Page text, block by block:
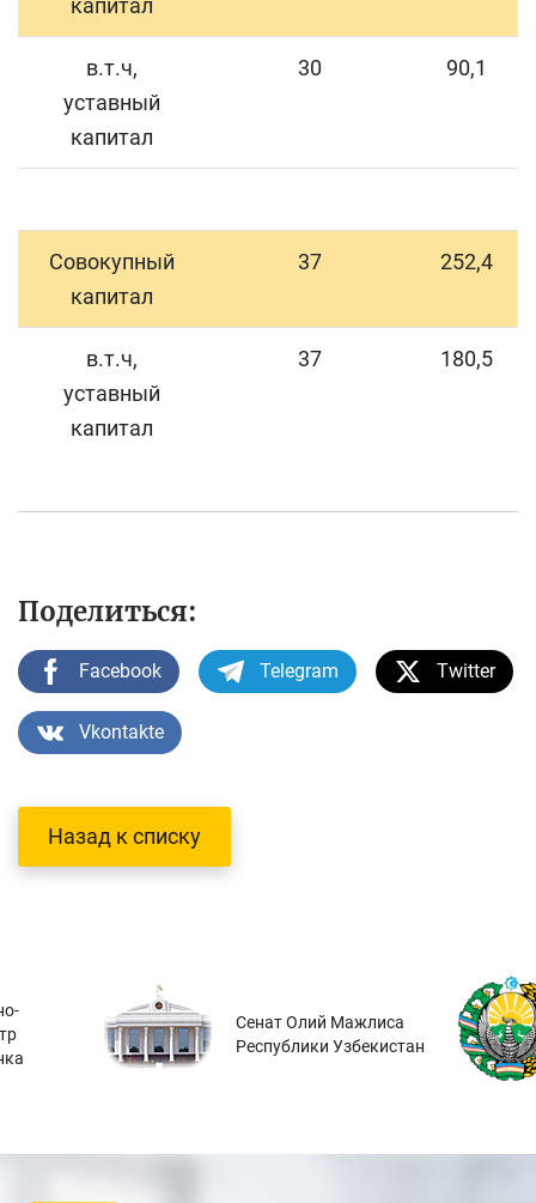
капитал
в.т.ч,
уставный
капитал
30 90,1
Совокупный
капитал
37 252,4
в.т.ч,
уставный
капитал
37 180,5
Поделиться:
Facebook Telegram Twitter
Vkontakte
Назад к списку
Сенат Олий Мажлиса
Республики Узбекистан